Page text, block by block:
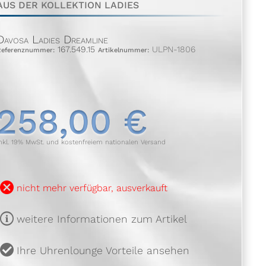
DER KOLLEKTION LADIES
Ladies Dreamline
167.549.15 Artikelnummer:ULPN-1806
€
19% MwSt. und kostenfreiem nationalen Versand
nicht mehr verfügbar, ausverkauft
weitere Informationen zum Artikel
Ihre Uhrenlounge Vorteile ansehen